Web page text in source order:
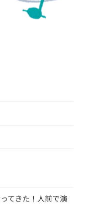
てきた！人前で演